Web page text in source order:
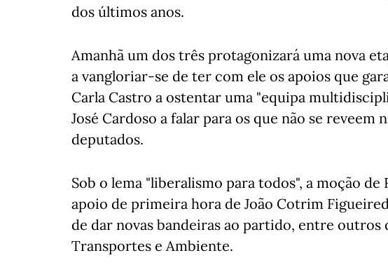
dos últimos anos.
Amanhã um dos três protagonizará uma nova
a vangloriar-se de ter com ele os apoios que
Carla Castro a ostentar uma "equipa
José Cardoso a falar para os que não se
deputados.
Sob o lema "liberalismo para todos", a moção
apoio de primeira hora de João Cotrim
de dar novas bandeiras ao partido, entre outros
Transportes e Ambiente.